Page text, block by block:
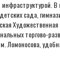
В
сада,
торгово-
Ломоносова,